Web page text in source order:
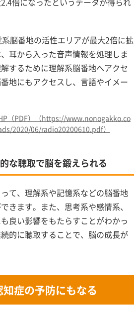
脳番地の活性エリアが最大2倍に拡
耳から入った音声情報を処理しま
するために理解系脳番地へアクセ
地にもアクセスし、言語やイメー
（PDF）（https://www.nonogakko.co
2020/06/radio20200610.pdf）
な聴取で脳を鍛えられる
て、理解系や記憶系などの脳番地
きます。また、思考系や感情系、
良い影響をもたらすことがわかっ
的に聴取することで、脳の成長が
症の予防にもなる